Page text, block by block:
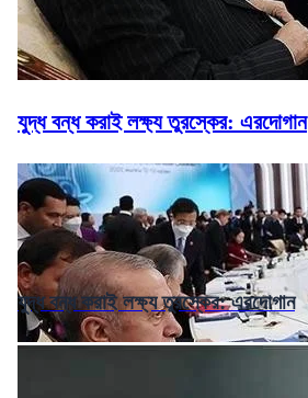
যুদ্ধ বন্ধ করাই লক্ষ্য তুরস্কের: এরদোগান
যুদ্ধ বন্ধ করাই লক্ষ্য তুরস্কের: এরদোগান